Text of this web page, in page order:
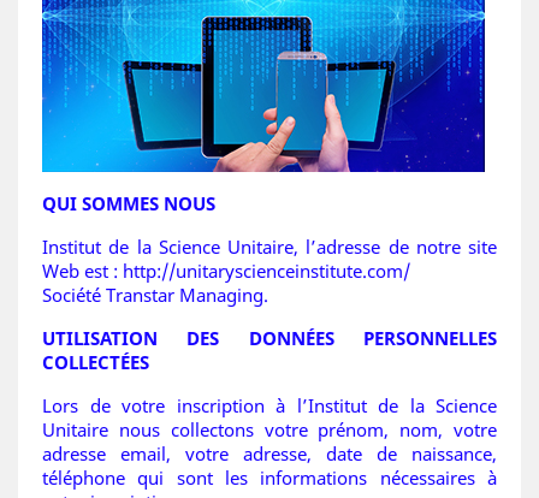
QUI SOMMES NOUS
Institut de la Science Unitaire, l’adresse de notre site
Web est : http://unitaryscienceinstitute.com/
Société Transtar Managing.
UTILISATION DES DONNÉES PERSONNELLES
COLLECTÉES
Lors de votre inscription à l’Institut de la Science
Unitaire nous collectons votre prénom, nom, votre
adresse email, votre adresse, date de naissance,
téléphone qui sont les informations nécessaires à